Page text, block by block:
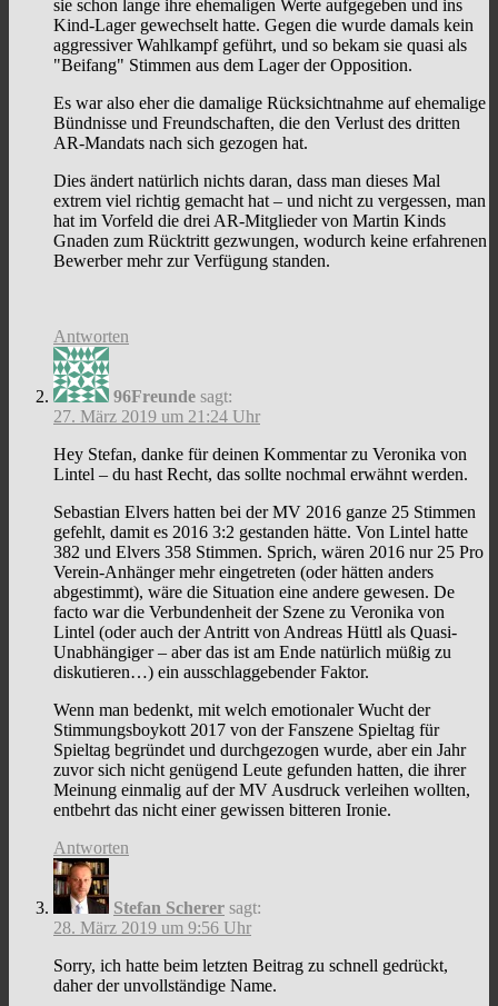
sie schon lange ihre ehemaligen Werte aufgegeben und ins
Kind-Lager gewechselt hatte. Gegen die wurde damals kein
aggressiver Wahlkampf geführt, und so bekam sie quasi als
"Beifang" Stimmen aus dem Lager der Opposition.
Es war also eher die damalige Rücksichtnahme auf ehemalige
Bündnisse und Freundschaften, die den Verlust des dritten
AR-Mandats nach sich gezogen hat.
Dies ändert natürlich nichts daran, dass man dieses Mal
extrem viel richtig gemacht hat – und nicht zu vergessen, man
hat im Vorfeld die drei AR-Mitglieder von Martin Kinds
Gnaden zum Rücktritt gezwungen, wodurch keine erfahrenen
Bewerber mehr zur Verfügung standen.
Antworten
96Freunde sagt:
27. März 2019 um 21:24 Uhr
Hey Stefan, danke für deinen Kommentar zu Veronika von
Lintel – du hast Recht, das sollte nochmal erwähnt werden.
Sebastian Elvers hatten bei der MV 2016 ganze 25 Stimmen
gefehlt, damit es 2016 3:2 gestanden hätte. Von Lintel hatte
382 und Elvers 358 Stimmen. Sprich, wären 2016 nur 25 Pro
Verein-Anhänger mehr eingetreten (oder hätten anders
abgestimmt), wäre die Situation eine andere gewesen. De
facto war die Verbundenheit der Szene zu Veronika von
Lintel (oder auch der Antritt von Andreas Hüttl als Quasi-
Unabhängiger – aber das ist am Ende natürlich müßig zu
diskutieren…) ein ausschlaggebender Faktor.
Wenn man bedenkt, mit welch emotionaler Wucht der
Stimmungsboykott 2017 von der Fanszene Spieltag für
Spieltag begründet und durchgezogen wurde, aber ein Jahr
zuvor sich nicht genügend Leute gefunden hatten, die ihrer
Meinung einmalig auf der MV Ausdruck verleihen wollten,
entbehrt das nicht einer gewissen bitteren Ironie.
Antworten
Stefan Scherer sagt:
28. März 2019 um 9:56 Uhr
Sorry, ich hatte beim letzten Beitrag zu schnell gedrückt,
daher der unvollständige Name.